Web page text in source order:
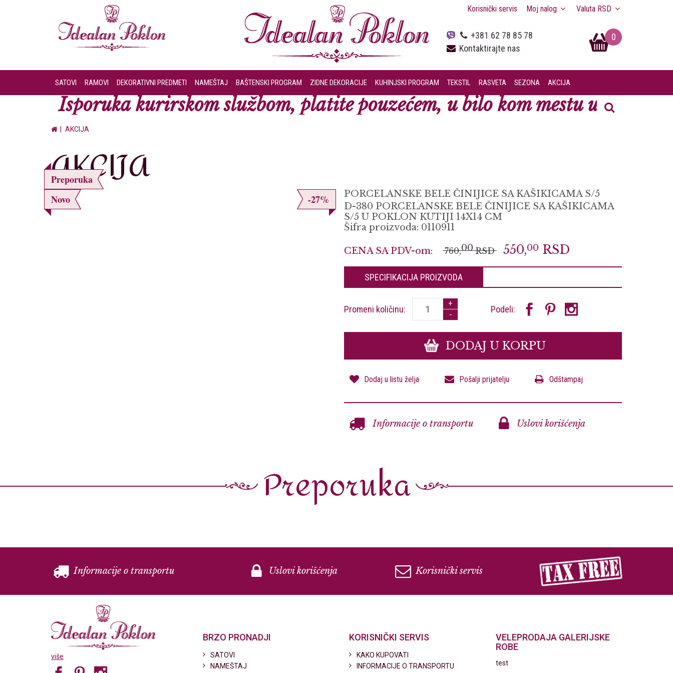
Korisnički servis Moj nalog Valuta RSD
+381 62 78 85 78
Kontaktirajte nas
0
SATOVI RAMOVI DEKORATIVNI PREDMETI NAMEŠTAJ BAŠTENSKI PROGRAM ZIDNE DEKORACIJE KUHINJSKI PROGRAM TEKSTIL RASVETA SEZONA AKCIJA
Isporuka kurirskom službom, platite pouzećem, u bilo kom mestu u Srbiji.
AKCIJA
AKCIJA
Novo -27%
Preporuka
PORCELANSKE BELE ČINIJICE SA KAŠIKICAMA S/5
D-380 PORCELANSKE BELE ČINIJICE SA KAŠIKICAMA
S/5 U POKLON KUTIJI 14X14 CM
Šifra proizvoda: 0110911
CENA SA PDV-om: 760,00RSD 550,00 RSD
SPECIFIKACIJA PROIZVODA
Promeni količinu:
+
-
Podeli:
DODAJ U KORPU
Dodaj u listu želja Pošalji prijatelju Odštampaj
Informacije o transportu Uslovi korišćenja
Preporuka
Informacije o transportu Uslovi korišćenja Korisnički servis
više
BRZO PRONADJI
SATOVI
NAMEŠTAJ
KORISNIČKI SERVIS
KAKO KUPOVATI
INFORMACIJE O TRANSPORTU
VELEPRODAJA GALERIJSKE
ROBE
test